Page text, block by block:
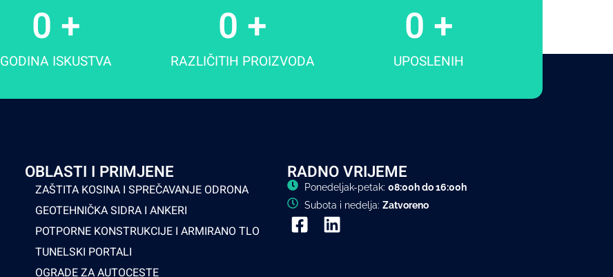
GODINA ISKUSTVA
0 +
RAZLIČITIH PROIZVODA
0 +
UPOSLENIH
0 +
OBLASTI I PRIMJENE
ZAŠTITA KOSINA I SPREČAVANJE ODRONA
GEOTEHNIČKA SIDRA I ANKERI
POTPORNE KONSTRUKCIJE I ARMIRANO TLO
TUNELSKI PORTALI
OGRADE ZA AUTOCESTE
RADNO VRIJEME
Ponedeljak-petak: 08:00h do 16:00h
Subota i nedelja: Zatvoreno